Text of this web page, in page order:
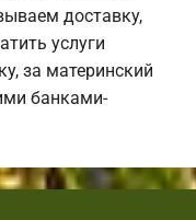
доставку,
услуги
за материнский
банками-